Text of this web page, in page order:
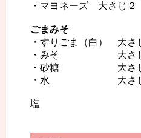
・マヨネーズ 大さじ２
ごまみそ
・すりごま（白） 大さ
・みそ 大さじ
・砂糖 大さじ
・水 大さじ
塩